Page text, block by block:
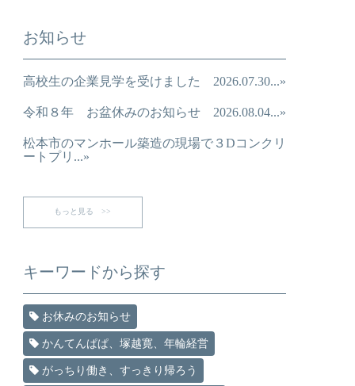
お知らせ
高校生の企業見学を受けました 2026.07.30...»
令和８年 お盆休みのお知らせ 2026.08.04...»
松本市のマンホール築造の現場で３Dコンクリ
ートプリ...»
もっと見る >>
キーワードから探す
お休みのお知らせ
かんてんぱぱ、塚越寛、年輪経営
がっちり働き、すっきり帰ろう